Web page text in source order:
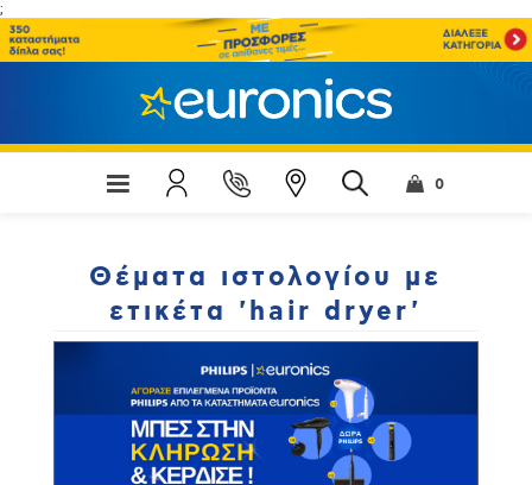
;
0
Θέματα ιστολογίου με
ετικέτα 'hair dryer'